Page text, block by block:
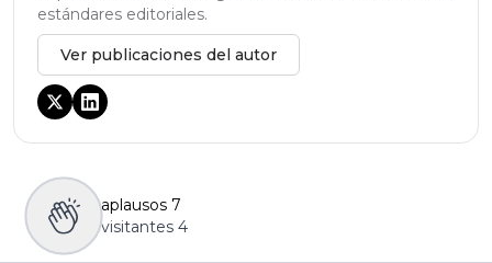
estándares editoriales.
Ver publicaciones del autor
aplausos 7
visitantes 4